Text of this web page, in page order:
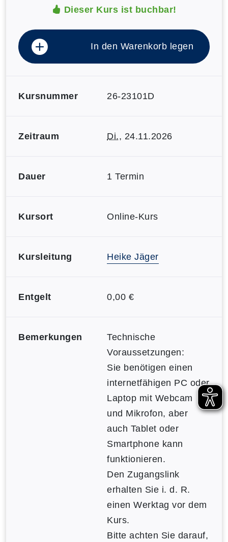
Dieser Kurs ist buchbar!
In den Warenkorb legen
Kursnummer 26-23101D
Zeitraum Di., 24.11.2026
Dauer 1 Termin
Kursort Online-Kurs
Kursleitung Heike Jäger
Entgelt 0,00 €
Bemerkungen
Technische
Voraussetzungen:
Sie benötigen einen
internetfähigen PC oder
Laptop mit Webcam
und Mikrofon, aber
auch Tablet oder
Smartphone kann
funktionieren.
Den Zugangslink
erhalten Sie i. d. R.
einen Werktag vor dem
Kurs.
Bitte achten Sie darauf,